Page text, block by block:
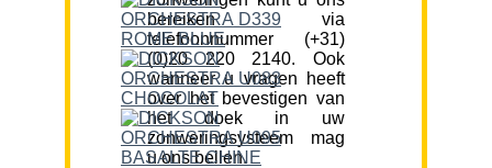
bereiken via
telefoonnummer (+31)
(0)20 220 2140. Ook
wanneer u vragen heeft
over het bevestigen van
het doek in uw
zonweringsysteem mag
u ons bellen.